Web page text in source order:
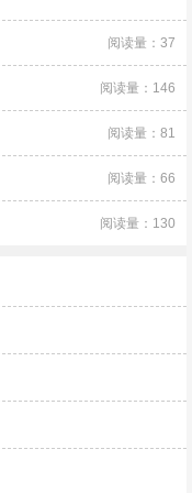
阅读量：37
阅读量：146
阅读量：81
阅读量：66
阅读量：130